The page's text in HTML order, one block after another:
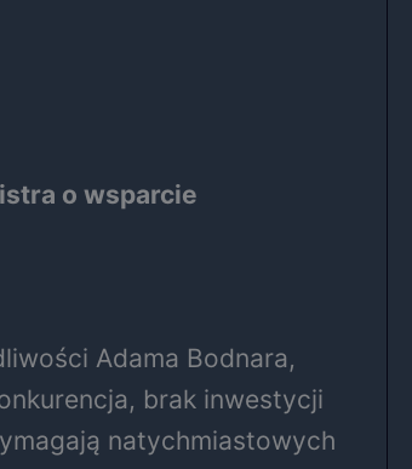
o wsparcie
Adama Bodnara,
brak inwestycji
natychmiastowych